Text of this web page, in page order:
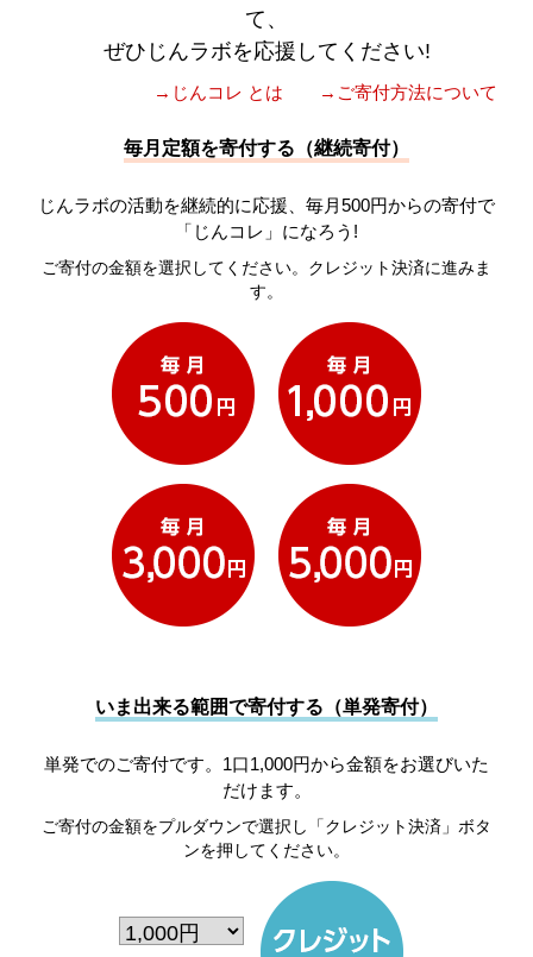
て、
ぜひじんラボを応援してください!
→じんコレ とは →ご寄付方法について
毎月定額を寄付する（継続寄付）
じんラボの活動を継続的に応援、毎月500円からの寄付で
「じんコレ」になろう!
ご寄付の金額を選択してください。クレジット決済に進みま
す。
いま出来る範囲で寄付する（単発寄付）
単発でのご寄付です。1口1,000円から金額をお選びいた
だけます。
ご寄付の金額をプルダウンで選択し「クレジット決済」ボタ
ンを押してください。